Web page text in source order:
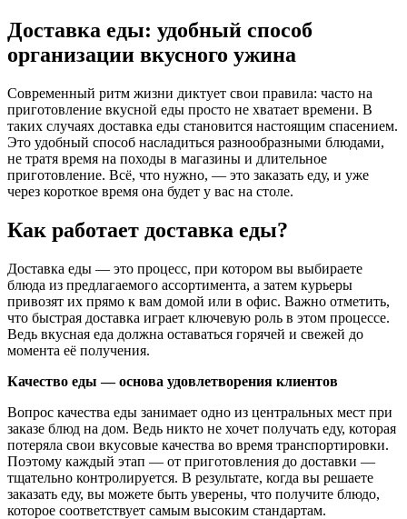
Доставка еды: удобный способ
организации вкусного ужина
Современный ритм жизни диктует свои правила: часто на
приготовление вкусной еды просто не хватает времени. В
таких случаях доставка еды становится настоящим спасением.
Это удобный способ насладиться разнообразными блюдами,
не тратя время на походы в магазины и длительное
приготовление. Всё, что нужно, — это заказать еду, и уже
через короткое время она будет у вас на столе.
Как работает доставка еды?
Доставка еды — это процесс, при котором вы выбираете
блюда из предлагаемого ассортимента, а затем курьеры
привозят их прямо к вам домой или в офис. Важно отметить,
что быстрая доставка играет ключевую роль в этом процессе.
Ведь вкусная еда должна оставаться горячей и свежей до
момента её получения.
Качество еды — основа удовлетворения клиентов
Вопрос качества еды занимает одно из центральных мест при
заказе блюд на дом. Ведь никто не хочет получать еду, которая
потеряла свои вкусовые качества во время транспортировки.
Поэтому каждый этап — от приготовления до доставки —
тщательно контролируется. В результате, когда вы решаете
заказать еду, вы можете быть уверены, что получите блюдо,
которое соответствует самым высоким стандартам.